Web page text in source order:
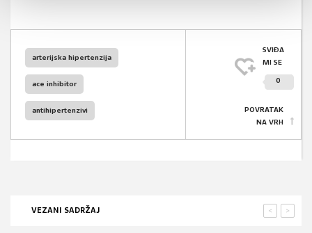
arterijska hipertenzija
ace inhibitor
antihipertenzivi
SVIĐA
MI SE
0
POVRATAK
NA VRH
VEZANI SADRŽAJ >
<